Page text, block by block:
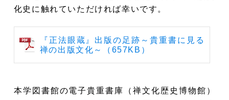
化史に触れていただければ幸いです。
『正法眼蔵』出版の足跡～貴重書に見る
禅の出版文化～（657KB）
本学図書館の電子貴重書庫（禅文化歴史博物館）